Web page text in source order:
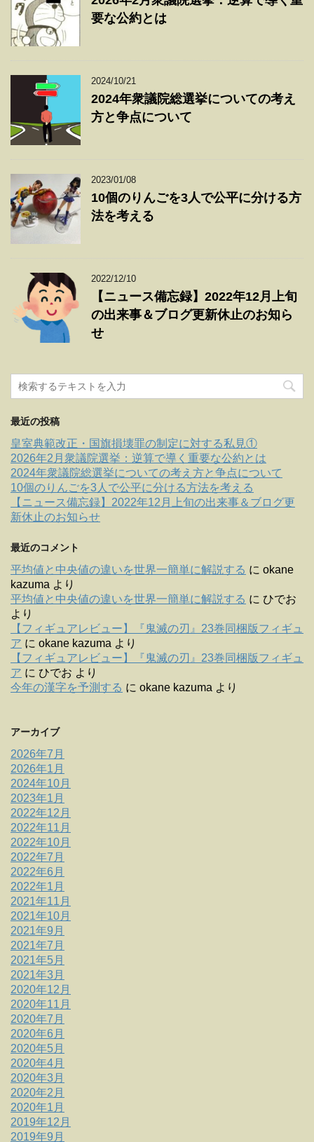
要な公約とは
2024/10/21
2024年衆議院総選挙についての考え
方と争点について
2023/01/08
10個のりんごを3人で公平に分ける方
法を考える
2022/12/10
【ニュース備忘録】2022年12月上旬
の出来事＆ブログ更新休止のお知ら
せ
最近の投稿
皇室典範改正・国旗損壊罪の制定に対する私見①
2026年2月衆議院選挙：逆算で導く重要な公約とは
2024年衆議院総選挙についての考え方と争点について
10個のりんごを3人で公平に分ける方法を考える
【ニュース備忘録】2022年12月上旬の出来事＆ブログ更
新休止のお知らせ
最近のコメント
平均値と中央値の違いを世界一簡単に解説する に okane
kazuma より
平均値と中央値の違いを世界一簡単に解説する に ひでお
より
【フィギュアレビュー】『鬼滅の刃』23巻同梱版フィギュ
ア に okane kazuma より
【フィギュアレビュー】『鬼滅の刃』23巻同梱版フィギュ
ア に ひでお より
今年の漢字を予測する に okane kazuma より
アーカイブ
2026年7月
2026年1月
2024年10月
2023年1月
2022年12月
2022年11月
2022年10月
2022年7月
2022年6月
2022年1月
2021年11月
2021年10月
2021年9月
2021年7月
2021年5月
2021年3月
2020年12月
2020年11月
2020年7月
2020年6月
2020年5月
2020年4月
2020年3月
2020年2月
2020年1月
2019年12月
2019年9月